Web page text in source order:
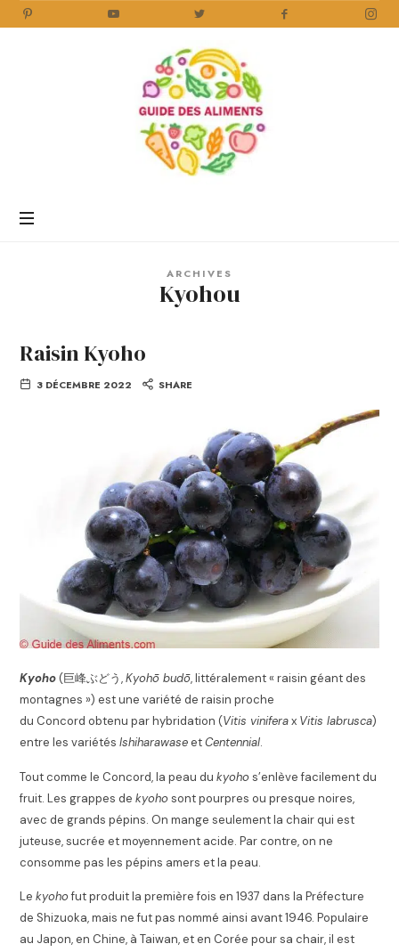
Aliments
ARCHIVES
Kyohou
Raisin Kyoho
3 DÉCEMBRE 2022 SHARE
Kyoho(巨峰ぶどう,Kyohō budō,littéralement « raisin géant des
montagnes ») est une variété de raisin proche
du Concord obtenu par hybridation (Vitis viniferax Vitis labrusca)
entre les variétésIshiharawaseetCentennial.
Tout comme le Concord, la peau dukyoho s’enlève facilement du
fruit. Les grappes dekyoho sont pourpres ou presque noires,
avec de grands pépins. On mange seulement la chair qui est
juteuse, sucrée et moyennement acide. Par contre, on ne
consomme pas les pépins amers et la peau.
Lekyohofut produit la première fois en 1937 dans la Préfecture
de Shizuoka, mais ne fut pas nommé ainsi avant 1946. Populaire
au Japon, en Chine, à Taiwan, et en Corée pour sa chair, il est